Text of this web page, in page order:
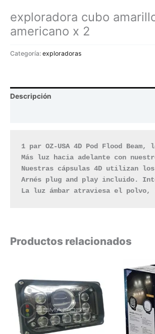
exploradora cubo
americano x 2
Categoría: exploradoras
Descripción
1 par OZ-USA 4D Pod Flood
Más luz hacia adelante con
Nuestras cápsulas 4D utilizan
Arnés plug and play incluido.
La luz ámbar atraviesa el
Productos relacionados